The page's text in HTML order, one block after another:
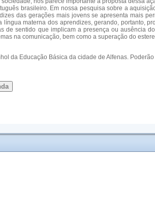
brasileiro. Em nossa pesquisa sobre a
das gerações mais jovens se apresenta mais
língua materna dos aprendizes, gerando, portanto,
de sentido que implicam a presença ou ausência
na comunicação, bem como a superação do
da Educação Básica da cidade de Alfenas.